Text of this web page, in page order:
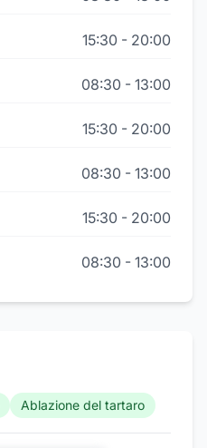
15:30 - 20:00
08:30 - 13:00
15:30 - 20:00
08:30 - 13:00
15:30 - 20:00
08:30 - 13:00
Ablazione del tartaro